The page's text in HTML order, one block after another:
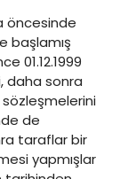
öncesinde
başlamış
01.12.1999
daha sonra
sözleşmelerini
de
taraflar bir
yapmışlar